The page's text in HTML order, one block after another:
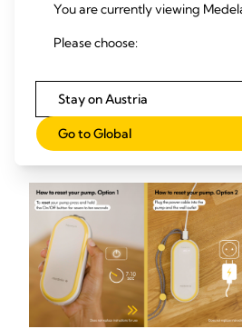
Drücken Sie die Ein/Aus-
akustisches Signal abgibt, und
You are currently viewing
Please choose:
Stay on Austria
Go to Global